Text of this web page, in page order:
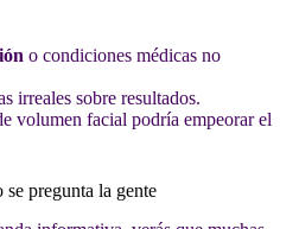
o condiciones médicas no
irreales sobre resultados.
volumen facial podría empeorar el
se pregunta la gente